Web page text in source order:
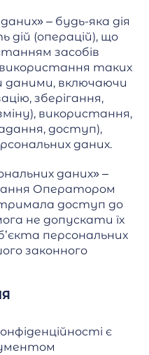
– будь-яка дія
дій (операцій), що
засобів
таких
даними, включаючи
зберігання,
використання,
доступ),
даних.
даних» –
Оператором
доступ до
не допускати їх
персональних
законного
є